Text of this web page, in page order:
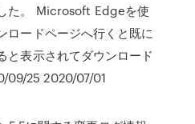
た。 Microsoft Edgeを使
ロードページへ行くと既に
と表示されてダウンロード
09/25 2020/07/01